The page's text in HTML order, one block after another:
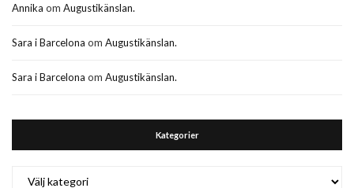
Annika om Augustikänslan.
Sara i Barcelona om Augustikänslan.
Sara i Barcelona om Augustikänslan.
Kategorier